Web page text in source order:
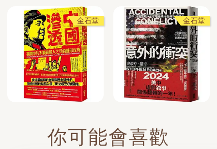
金石堂 金石堂
你可能會喜歡